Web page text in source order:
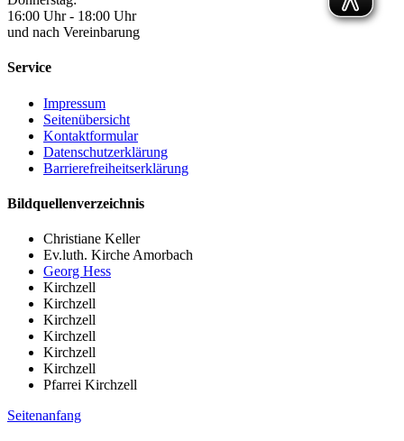
16:00 Uhr - 18:00 Uhr
und nach Vereinbarung
Service
Impressum
Seitenübersicht
Kontaktformular
Datenschutzerklärung
Barrierefreiheitserklärung
Bildquellenverzeichnis
Christiane Keller
Ev.luth. Kirche Amorbach
Georg Hess
Kirchzell
Kirchzell
Kirchzell
Kirchzell
Kirchzell
Kirchzell
Pfarrei Kirchzell
Seitenanfang